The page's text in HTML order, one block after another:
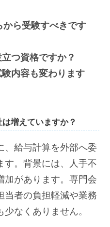
ら受験すべきです
つ資格ですか？
内容も変わります
増えていますか？
、給与計算を外部へ委
す。背景には、人手不
加があります。専門会
当者の負担軽減や業務
なくありません。